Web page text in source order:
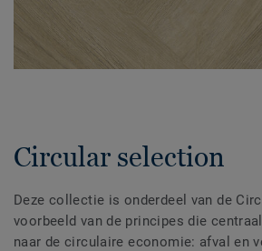
Circular selection
Deze collectie is onderdeel van de
voorbeeld van de principes die
naar de circulaire economie: afval en